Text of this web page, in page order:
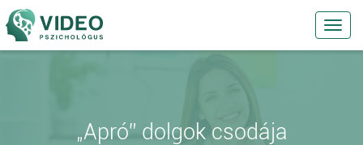
„Apró” dolgok csodája